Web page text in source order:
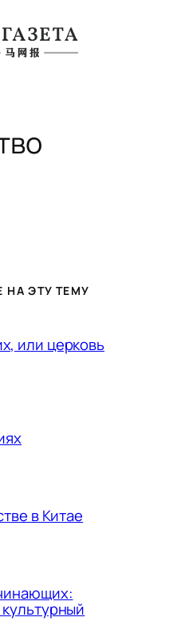
НА ЭТУ ТЕМУ
или церковь
в Китае